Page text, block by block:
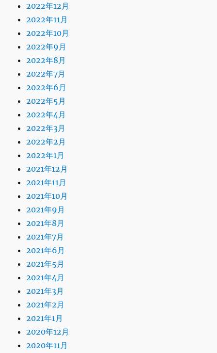
2022年12月
2022年11月
2022年10月
2022年9月
2022年8月
2022年7月
2022年6月
2022年5月
2022年4月
2022年3月
2022年2月
2022年1月
2021年12月
2021年11月
2021年10月
2021年9月
2021年8月
2021年7月
2021年6月
2021年5月
2021年4月
2021年3月
2021年2月
2021年1月
2020年12月
2020年11月